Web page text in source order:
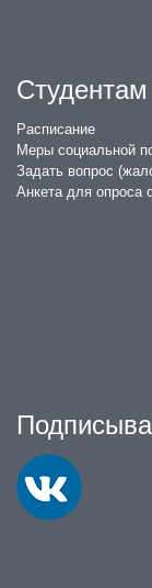
Студентам
Расписание
Меры социальной
Задать вопрос
Анкета для опроса